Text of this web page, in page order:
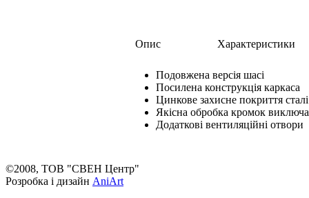
Опис Характеристики
Подовжена версія шасі
Посилена конструкція каркаса
Цинкове захисне покриття сталі
Якісна обробка кромок
Додаткові вентиляційні отвори
©2008, ТОВ "СВЕН Центр"
Розробка і дизайн AniArt